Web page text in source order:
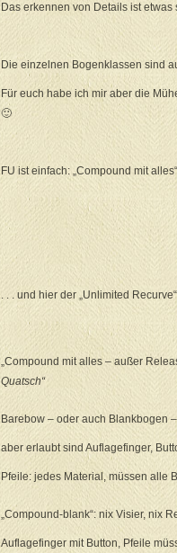
Das erkennen von Details ist
Die einzelnen Bogenklassen sind
Für euch habe ich mir aber die
🙂
FU ist einfach: „Compound mit
. . . und hier der „Unlimited
„Compound mit alles – außer
Quatsch“
Barebow – oder auch Blankbogen
aber erlaubt sind Auflagefinger,
Pfeile: jedes Material, müssen alle
„Compound-blank“: nix Visier, nix
Auflagefinger mit Button, Pfeile